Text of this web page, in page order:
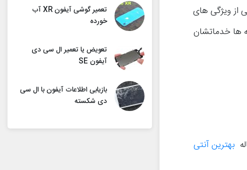
از ویژگی های
ها خدماتشان
بهترین آنتی
تعمیر گوشی آیفون XR آب
خورده
تعویض یا تعمیر ال سی دی
آیفون SE
بازیابی اطلاعات آیفون با ال سی
دی شکسته